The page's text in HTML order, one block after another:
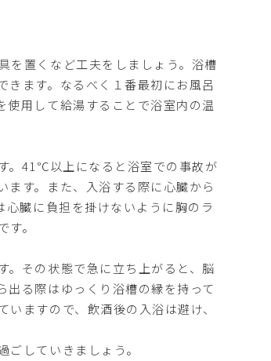
を置くなど工夫をしましょう。浴槽
ます。なるべく１番最初にお風呂
使用して給湯することで浴室内の温
。41℃以上になると浴室での事故が
す。また、入浴する際に心臓から
臓に負担を掛けないように胸のラ
。
。その状態で急に立ち上がると、脳
出る際はゆっくり浴槽の縁を持って
ますので、飲酒後の入浴は避け、
していきましょう。